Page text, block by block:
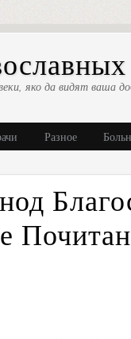
яко да видят
Разное